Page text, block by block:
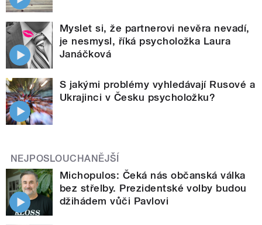
Myslet si, že partnerovi nevěra nevadí,
je nesmysl, říká psycholožka Laura
Janáčková
S jakými problémy vyhledávají Rusové a
Ukrajinci v Česku psycholožku?
NEJPOSLOUCHANĚJŠÍ
Michopulos: Čeká nás občanská válka
bez střelby. Prezidentské volby budou
džihádem vůči Pavlovi